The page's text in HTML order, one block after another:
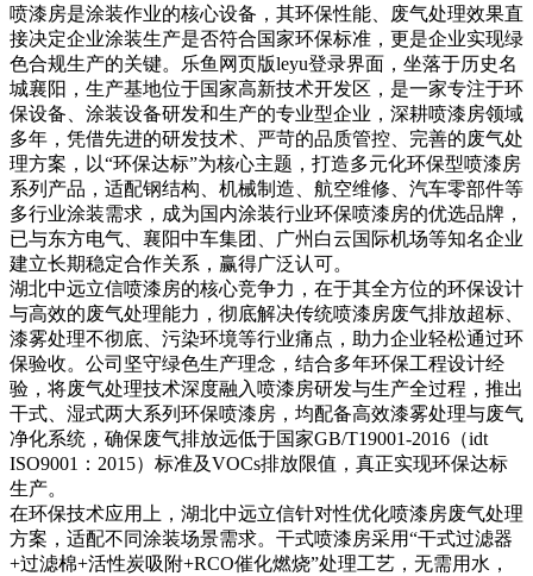
喷漆房是涂装作业的核心设备，其环保性能、废气处理效果直
接决定企业涂装生产是否符合国家环保标准，更是企业实现绿
色合规生产的关键。乐鱼网页版leyu登录界面，坐落于历史名
城襄阳，生产基地位于国家高新技术开发区，是一家专注于环
保设备、涂装设备研发和生产的专业型企业，深耕喷漆房领域
多年，凭借先进的研发技术、严苛的品质管控、完善的废气处
理方案，以“环保达标”为核心主题，打造多元化环保型喷漆房
系列产品，适配钢结构、机械制造、航空维修、汽车零部件等
多行业涂装需求，成为国内涂装行业环保喷漆房的优选品牌，
已与东方电气、襄阳中车集团、广州白云国际机场等知名企业
建立长期稳定合作关系，赢得广泛认可。
湖北中远立信喷漆房的核心竞争力，在于其全方位的环保设计
与高效的废气处理能力，彻底解决传统喷漆房废气排放超标、
漆雾处理不彻底、污染环境等行业痛点，助力企业轻松通过环
保验收。公司坚守绿色生产理念，结合多年环保工程设计经
验，将废气处理技术深度融入喷漆房研发与生产全过程，推出
干式、湿式两大系列环保喷漆房，均配备高效漆雾处理与废气
净化系统，确保废气排放远低于国家GB/T19001-2016（idt
ISO9001：2015）标准及VOCs排放限值，真正实现环保达标
生产。
在环保技术应用上，湖北中远立信针对性优化喷漆房废气处理
方案，适配不同涂装场景需求。干式喷漆房采用“干式过滤器
+过滤棉+活性炭吸附+RCO催化燃烧”处理工艺，无需用水，